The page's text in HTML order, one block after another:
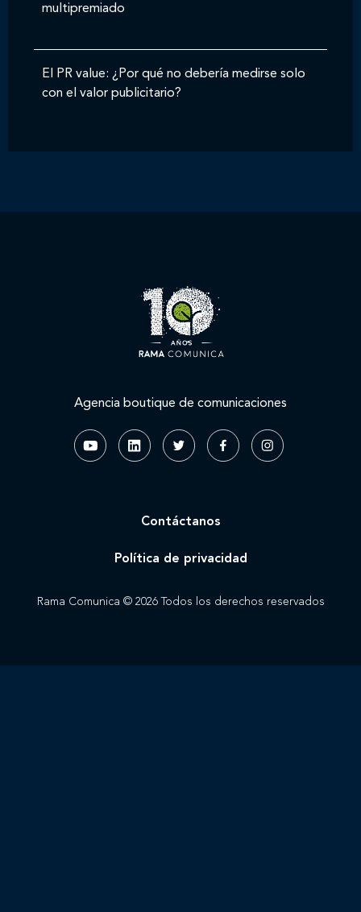
multipremiado
El PR value: ¿Por qué no debería medirse solo
con el valor publicitario?
Agencia boutique de comunicaciones
Rama Comunica © 2026 Todos los derechos reservados
Contáctanos
Política de privacidad